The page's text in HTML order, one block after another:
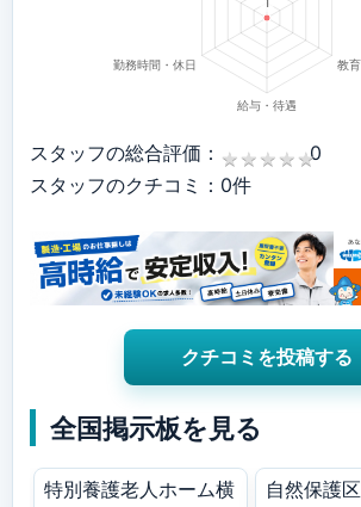
スタッフの総合評価： ★ ★ ★ ★ ★
★ ★ ★ ★ ★0
スタッフのクチコミ：0件
クチコミを投稿する
全国掲示板を見る
特別養護老人ホーム横
自然保護区